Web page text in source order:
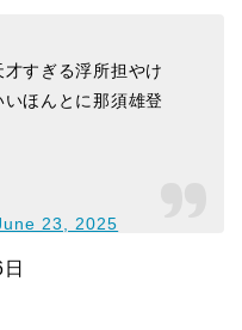
すぎる浮所担やけ
ほんとに那須雄登
23, 2025